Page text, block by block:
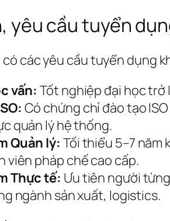
yêu cầu tuyển
các yêu cầu tuyển dụng
vấn: Tốt nghiệp đại học trở
Có chứng chỉ đào tạo
quản lý hệ thống.
Quản lý: Tối thiểu 5–7
viên pháp chế cao cấp.
Thực tế: Ưu tiên người
ngành sản xuất, logistics.